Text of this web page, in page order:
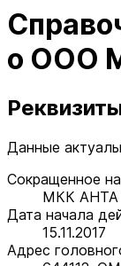
о ООО
Данные
Сокращенное
МКК АНТА
Дата начала
15.11.2017
Адрес